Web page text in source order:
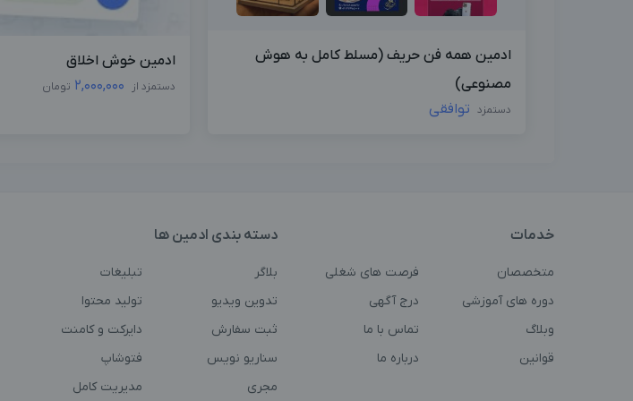
ادمین همه فن حریف (مسلط کامل به هوش
مصنوعی)
دستمزد توافقی
ادمین خوش اخلاق
دستمزد از 2,000,000 تومان
خدمات
متخصصان
فرصت های شغلی
دوره های آموزشی
درج آگهی
وبلاگ
تماس با ما
قوانین
درباره ما
دسته بندی ادمین ها
بلاگر
تبلیغات
تدوین ویدیو
تولید محتوا
ثبت سفارش
دایرکت و کامنت
سناریو نویس
فتوشاپ
مجری
مدیریت کامل